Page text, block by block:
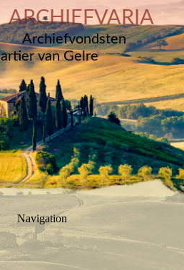
ARCHIEFVARIA
Archiefvondsten
van Gelre
Navigation